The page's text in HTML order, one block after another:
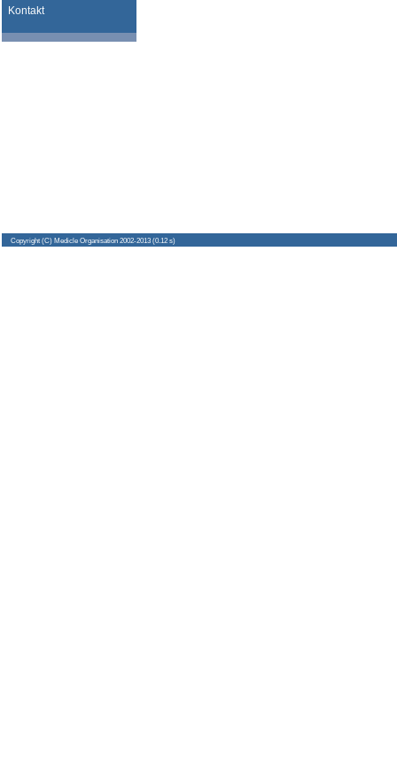
Kontakt
Copyright (C) Medicle Organisation 2002-2013 (0.12 s)